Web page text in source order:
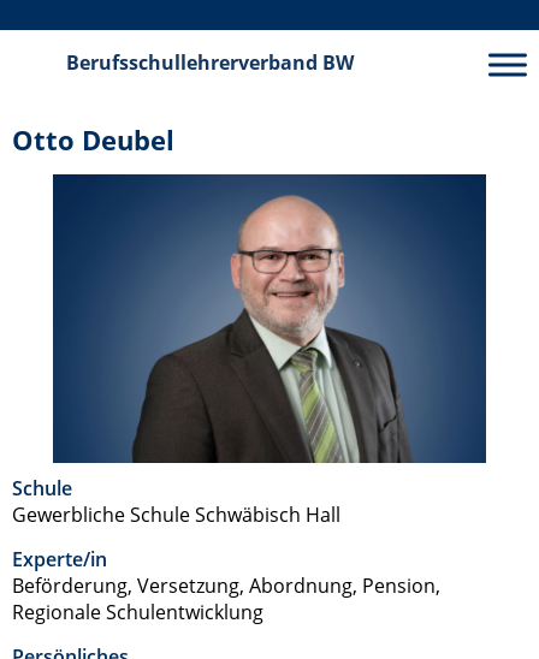
Berufsschullehrerverband BW
Otto Deubel
Schule
Gewerbliche Schule Schwäbisch Hall
Experte/in
Beförderung, Versetzung, Abordnung, Pension,
Regionale Schulentwicklung